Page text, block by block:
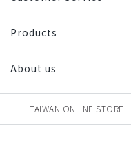
Products
About us
TAIWAN ONLINE STORE